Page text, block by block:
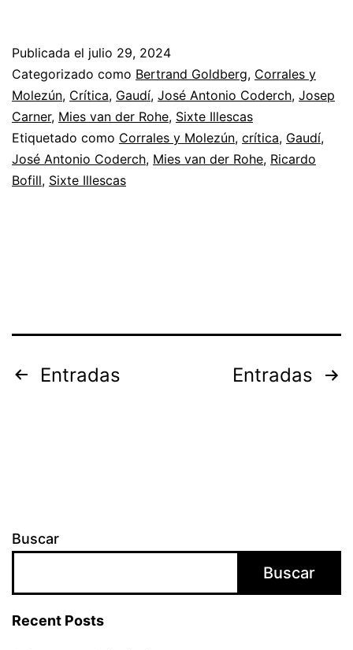
violí
Publicada el julio 29, 2024
Categorizado como Bertrand Goldberg, Corrales y
Molezún, Crítica, Gaudí, José Antonio Coderch, Josep
Carner, Mies van der Rohe, Sixte Illescas
Etiquetado como Corrales y Molezún, crítica, Gaudí,
José Antonio Coderch, Mies van der Rohe, Ricardo
Bofill, Sixte Illescas
Paginación
Entradas Entradas
Buscar
Buscar
Recent Posts